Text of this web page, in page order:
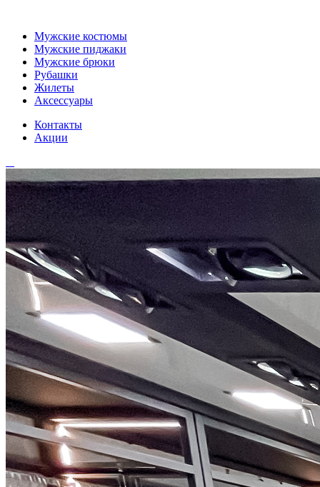
Мужские костюмы
Мужские пиджаки
Мужские брюки
Рубашки
Жилеты
Аксессуары
Контакты
Акции